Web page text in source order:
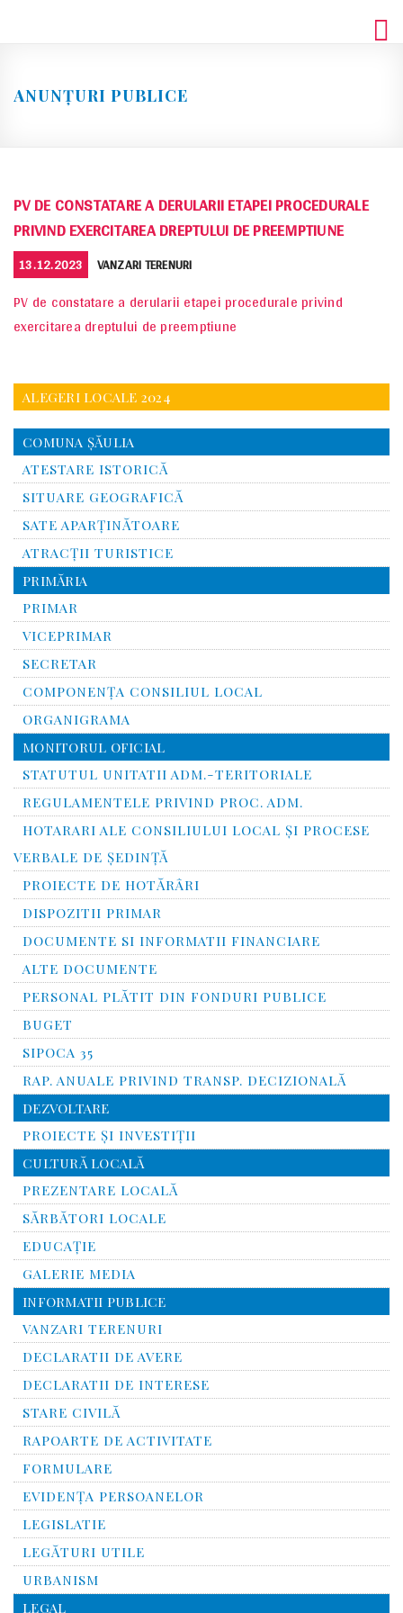
ANUNȚURI PUBLICE
PV DE CONSTATARE A DERULARII ETAPEI PROCEDURALE
PRIVIND EXERCITAREA DREPTULUI DE PREEMPTIUNE
POSTED
ON
13.12.2023 CATEGORIES
VANZARI TERENURI
PV de constatare a derularii etapei procedurale privind
exercitarea dreptului de preemptiune
ALEGERI LOCALE 2024
COMUNA ŞĂULIA
ATESTARE ISTORICĂ
SITUARE GEOGRAFICĂ
SATE APARȚINĂTOARE
ATRACȚII TURISTICE
PRIMĂRIA
PRIMAR
VICEPRIMAR
SECRETAR
COMPONENȚA CONSILIUL LOCAL
ORGANIGRAMA
MONITORUL OFICIAL
STATUTUL UNITATII ADM.-TERITORIALE
REGULAMENTELE PRIVIND PROC. ADM.
HOTARARI ALE CONSILIULUI LOCAL ȘI PROCESE
VERBALE DE ȘEDINȚĂ
PROIECTE DE HOTĂRÂRI
DISPOZITII PRIMAR
DOCUMENTE SI INFORMATII FINANCIARE
ALTE DOCUMENTE
PERSONAL PLĂTIT DIN FONDURI PUBLICE
BUGET
SIPOCA 35
RAP. ANUALE PRIVIND TRANSP. DECIZIONALĂ
DEZVOLTARE
PROIECTE ȘI INVESTIȚII
CULTURĂ LOCALĂ
PREZENTARE LOCALĂ
SĂRBĂTORI LOCALE
EDUCAȚIE
GALERIE MEDIA
INFORMATII PUBLICE
VANZARI TERENURI
DECLARATII DE AVERE
DECLARATII DE INTERESE
STARE CIVILĂ
RAPOARTE DE ACTIVITATE
FORMULARE
EVIDENȚA PERSOANELOR
LEGISLATIE
LEGĂTURI UTILE
URBANISM
LEGAL